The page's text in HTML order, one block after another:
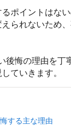
ポイントはな
られないため
後悔の理由を丁
ていきます。
する主な理由